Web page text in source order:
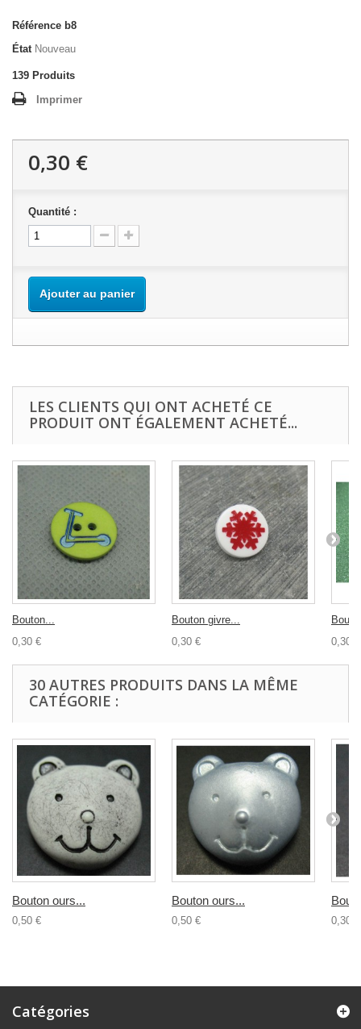
Référence b8
État Nouveau
139 Produits
Imprimer
0,30 €
Quantité :
Ajouter au panier
LES CLIENTS QUI ONT ACHETÉ CE
PRODUIT ONT ÉGALEMENT ACHETÉ...
Bouton...
0,30 €
Bouton givre...
0,30 €
0,30 €
30 AUTRES PRODUITS DANS LA MÊME
CATÉGORIE :
Bouton ours...
0,50 €
Bouton ours...
0,50 € 0,30 €
Catégories